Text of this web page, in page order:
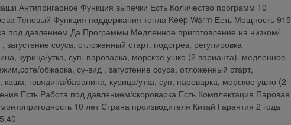
Антипригарное Функция выпечки Есть Количество программ 10
Теновый Функция поддержания тепла Keep Warm Есть Мощность 915
под давлением Да Программы Медленное приготовление на низком/
соуса, отложенный старт, подогрев, регулировка
курица/утка, суп, пароварка, морское ушко (2 варианта). медленное
обжарка, су-вид , загустение соуса, отложенный старт,
говядина/баранина, курица/утка, суп, пароварка, морское ушко (2
Есть Работа под давлением/cкороварка Есть Комплектация Паровая
10 лет Страна производителя Китай Гарантия 2 года